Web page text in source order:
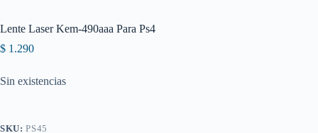
Lente Laser Kem-490aaa Para Ps4
$ 1.290
Sin existencias
SKU:PS45